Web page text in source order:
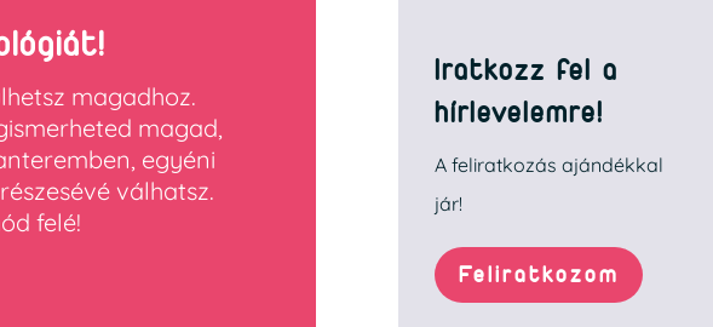
magadhoz.
magad,
egyéni
válhatsz.
felé!
Iratkozz fel a
hírlevelemre!
A feliratkozás ajándékkal
jár!
Feliratkozom